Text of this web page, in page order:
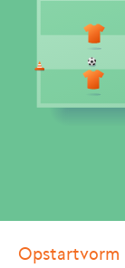
Opstartvorm